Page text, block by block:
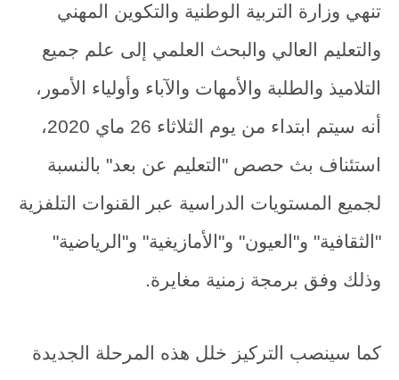
تنهي وزارة التربية الوطنية والتكوين المهني
والتعليم العالي والبحث العلمي إلى علم جميع
التلاميذ والطلبة والأمهات والآباء وأولياء الأمور،
أنه سيتم ابتداء من يوم الثلاثاء 26 ماي 2020،
استئناف بث حصص "التعليم عن بعد" بالنسبة
لجميع المستويات الدراسية عبر القنوات التلفزية
"الثقافية" و"العيون" و"الأمازيغية" و"الرياضية"
وذلك وفق برمجة زمنية مغايرة.
كما سينصب التركيز خلل هذه المرحلة الجديدة